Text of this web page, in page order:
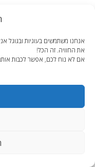
אנחנו משתמשים בעוגיות ובגוגל
את החוויה. זה הכל!
אם לא נוח לכם, אפשר לכבות
Lite